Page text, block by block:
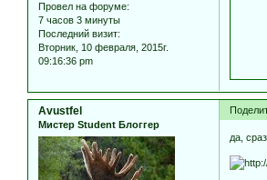
Провел на форуме:
7 часов 3 минуты
Последний визит:
Вторник, 10 февраля, 2015г.
09:16:36 pm
Avustfel
Мистер Student Блоггер
да,